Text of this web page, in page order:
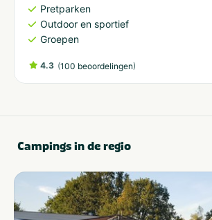
Pretparken
Outdoor en sportief
Groepen
4.3 (100 beoordelingen)
Campings in de regio